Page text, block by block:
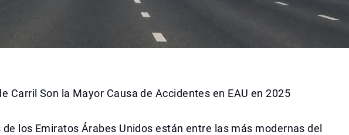
Carril Son la Mayor Causa de Accidentes en EAU en 2025
los Emiratos Árabes Unidos están entre las más modernas del